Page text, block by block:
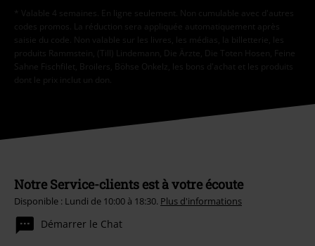
* Valable 4 semaines. En ligne seulement. Non cumulable avec d'autres
codes promos. La réduction sera appliquée automatiquement après
saisie du code. Non valable sur les livres, les médias, la billetterie, les
produits Rammstein, (Till) Lindemann, Die Ärzte, Die Toten Hosen, Feine
Sahne Fischfilet, Broilers, Böhse Onkelz, les bons d'achat et les produits
dont le prix inclut un don.
Notre Service-clients est à votre écoute
Disponible : Lundi de 10:00 à 18:30. Plus d'informations
Démarrer le Chat